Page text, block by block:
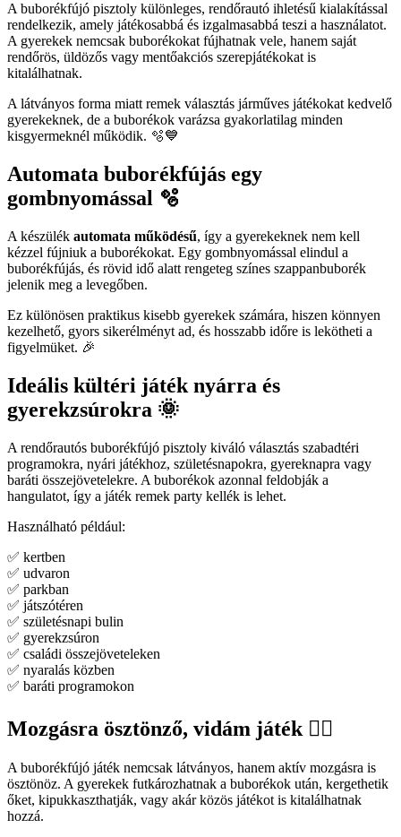
A buborékfújó pisztoly különleges, rendőrautó ihletésű kialakítással
rendelkezik, amely játékosabbá és izgalmasabbá teszi a használatot.
A gyerekek nemcsak buborékokat fújhatnak vele, hanem saját
rendőrös, üldözős vagy mentőakciós szerepjátékokat is
kitalálhatnak.
A látványos forma miatt remek választás járműves játékokat kedvelő
gyerekeknek, de a buborékok varázsa gyakorlatilag minden
kisgyermeknél működik. 🫧💙
Automata buborékfújás egy
gombnyomással 🫧
A készülék automata működésű, így a gyerekeknek nem kell
kézzel fújniuk a buborékokat. Egy gombnyomással elindul a
buborékfújás, és rövid idő alatt rengeteg színes szappanbuborék
jelenik meg a levegőben.
Ez különösen praktikus kisebb gyerekek számára, hiszen könnyen
kezelhető, gyors sikerélményt ad, és hosszabb időre is lekötheti a
figyelmüket. 🎉
Ideális kültéri játék nyárra és
gyerekzsúrokra 🌞
A rendőrautós buborékfújó pisztoly kiváló választás szabadtéri
programokra, nyári játékhoz, születésnapokra, gyereknapra vagy
baráti összejövetelekre. A buborékok azonnal feldobják a
hangulatot, így a játék remek party kellék is lehet.
Használható például:
✅ kertben
✅ udvaron
✅ parkban
✅ játszótéren
✅ születésnapi bulin
✅ gyerekzsúron
✅ családi összejöveteleken
✅ nyaralás közben
✅ baráti programokon
Mozgásra ösztönző, vidám játék 🏃‍♂️
A buborékfújó játék nemcsak látványos, hanem aktív mozgásra is
ösztönöz. A gyerekek futkározhatnak a buborékok után, kergethetik
őket, kipukkaszthatják, vagy akár közös játékot is kitalálhatnak
hozzá.